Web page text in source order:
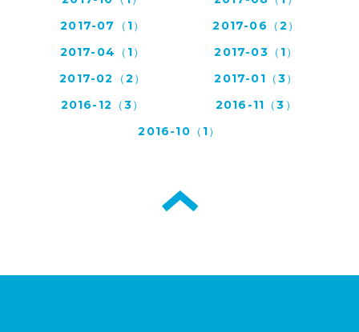
2017-07（1）
2017-06（2）
2017-04（1）
2017-03（1）
2017-02（2）
2017-01（3）
2016-12（3）
2016-11（3）
2016-10（1）